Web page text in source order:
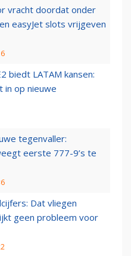
vracht doordat onder
easyJet slots vrijgeven
biedt LATAM kansen:
in op nieuwe
tegenvaller:
eerste 777-9’s te
Dat vliegen
geen probleem voor